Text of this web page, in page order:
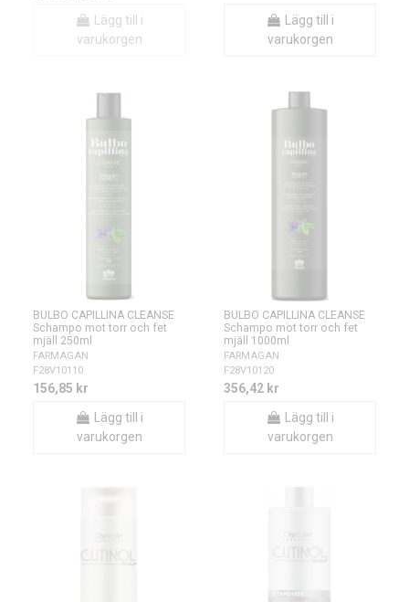
Lägg till i
varukorgen
Lägg till i
varukorgen
BULBO CAPILLINA CLEANSE
Schampo mot torr och fet
mjäll 250ml
FARMAGAN
F28V10110
156,85 kr
Lägg till i
varukorgen
BULBO CAPILLINA CLEANSE
Schampo mot torr och fet
mjäll 1000ml
FARMAGAN
F28V10120
356,42 kr
Lägg till i
varukorgen